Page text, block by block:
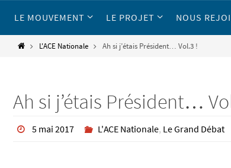
contenu
LE MOUVEMENT LE PROJET NOUS
HomeL'ACE Nationale Ah si j’étais Président… Vol.3 !
Ah si j’étais Président…
5 mai 2017 L'ACE Nationale, Le Grand Débat